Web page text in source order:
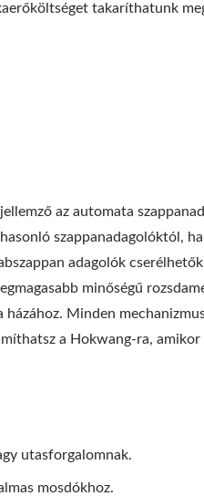
takaríthatunk
az automata
szappanadagolóktól,
adagolók
minőségű
Minden
a Hokwang-ra, amikor
utasforgalomnak.
mosdókhoz.